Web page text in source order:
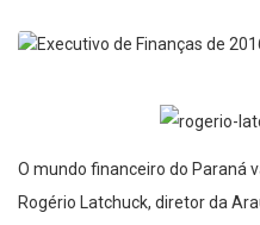
O mundo financeiro do Paraná
Rogério Latchuck, diretor da